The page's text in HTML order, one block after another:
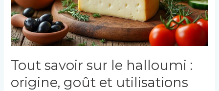
Tout savoir sur le halloumi :
origine, goût et utilisations